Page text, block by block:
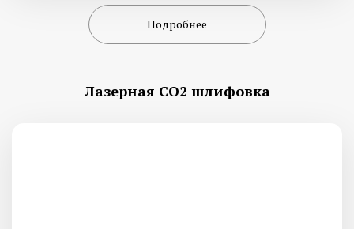
Подробнее
Лазерная СО2 шлифовка